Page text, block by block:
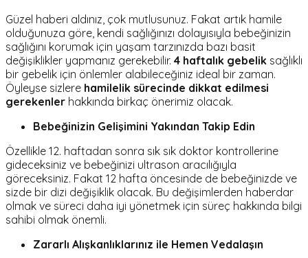
Güzel haberi aldınız, çok mutlusunuz. Fakat artık hamile
olduğunuza göre, kendi sağlığınızı dolayısıyla bebeğinizin
sağlığını korumak için yaşam tarzınızda bazı basit
değişiklikler yapmanız gerekebilir. 4 haftalık gebelik sağlıklı
bir gebelik için önlemler alabileceğiniz ideal bir zaman.
Öyleyse sizlere hamilelik sürecinde dikkat edilmesi
gerekenler hakkında birkaç önerimiz olacak.
Bebeğinizin Gelişimini Yakından Takip Edin
Özellikle 12. haftadan sonra sık sık doktor kontrollerine
gideceksiniz ve bebeğinizi ultrason aracılığıyla
göreceksiniz. Fakat 12 hafta öncesinde de bebeğinizde ve
sizde bir dizi değişiklik olacak. Bu değişimlerden haberdar
olmak ve süreci daha iyi yönetmek için süreç hakkında bilgi
sahibi olmak önemli.
Zararlı Alışkanlıklarınız ile Hemen Vedalaşın